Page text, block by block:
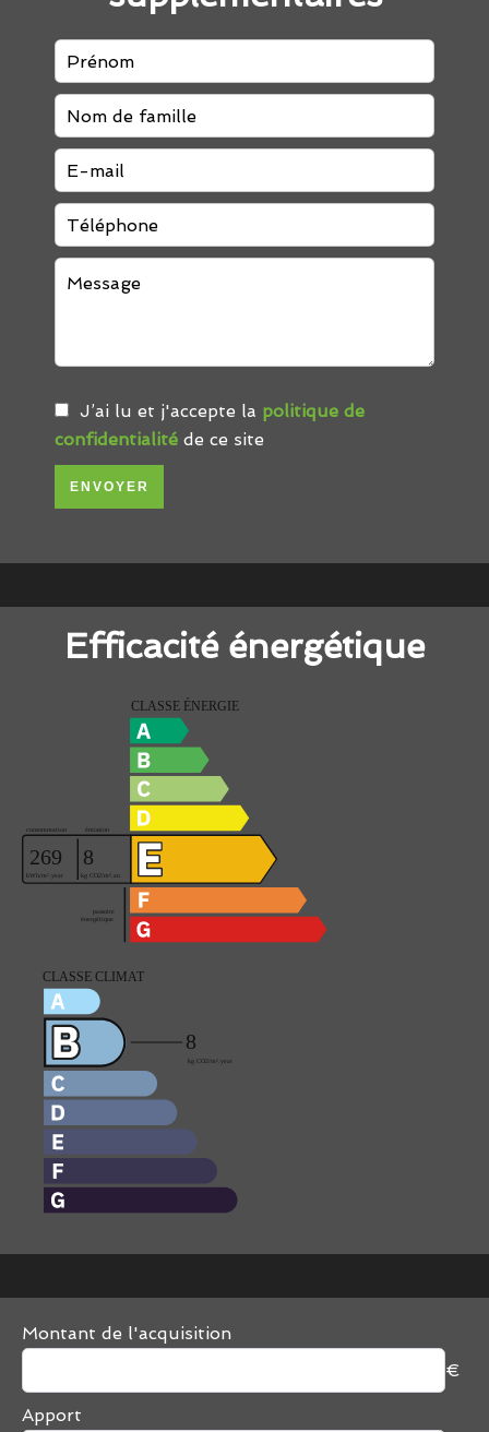
J’ai lu et j'accepte la politique de
confidentialité de ce site
ENVOYER
Efficacité énergétique
Montant de l'acquisition
€
Apport